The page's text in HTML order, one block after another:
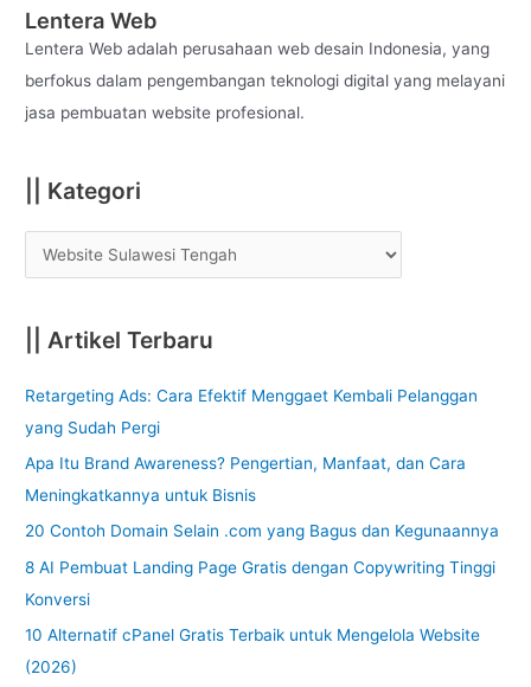
c
h
f
o
Lentera Web
Lentera Web adalah perusahaan web desain Indonesia, yang
berfokus dalam pengembangan teknologi digital yang melayani
jasa pembuatan website profesional.
|| Kategori
|| Artikel Terbaru
Retargeting Ads: Cara Efektif Menggaet Kembali Pelanggan
yang Sudah Pergi
Apa Itu Brand Awareness? Pengertian, Manfaat, dan Cara
Meningkatkannya untuk Bisnis
20 Contoh Domain Selain .com yang Bagus dan Kegunaannya
8 AI Pembuat Landing Page Gratis dengan Copywriting Tinggi
Konversi
10 Alternatif cPanel Gratis Terbaik untuk Mengelola Website
(2026)